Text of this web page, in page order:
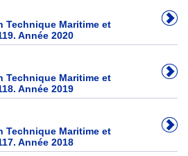
Technique Maritime et
Année 2020
Technique Maritime et
Année 2019
Technique Maritime et
Année 2018